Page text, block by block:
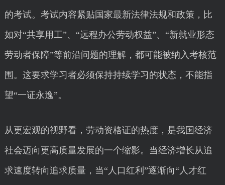
的考试。考试内容紧贴国家最新法律法规和政策，比
如对“共享用工”、“远程办公劳动权益”、“新就业形态
劳动者保障”等前沿问题的理解，都可能被纳入考核范
围。这要求学习者必须保持持续学习的状态，不能指
望“一证永逸”。
从更宏观的视野看，劳动资格证的热度，是我国经济
社会迈向更高质量发展的一个缩影。当经济增长从追
求速度转向追求质量，当“人口红利”逐渐向“人才红